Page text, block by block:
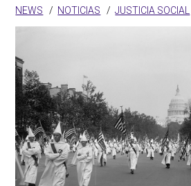
NEWS NOTICIAS JUSTICIA SOCIAL